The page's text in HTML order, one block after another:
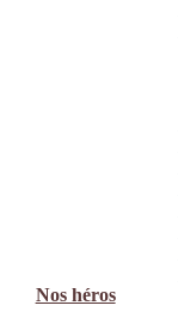
Nos héros